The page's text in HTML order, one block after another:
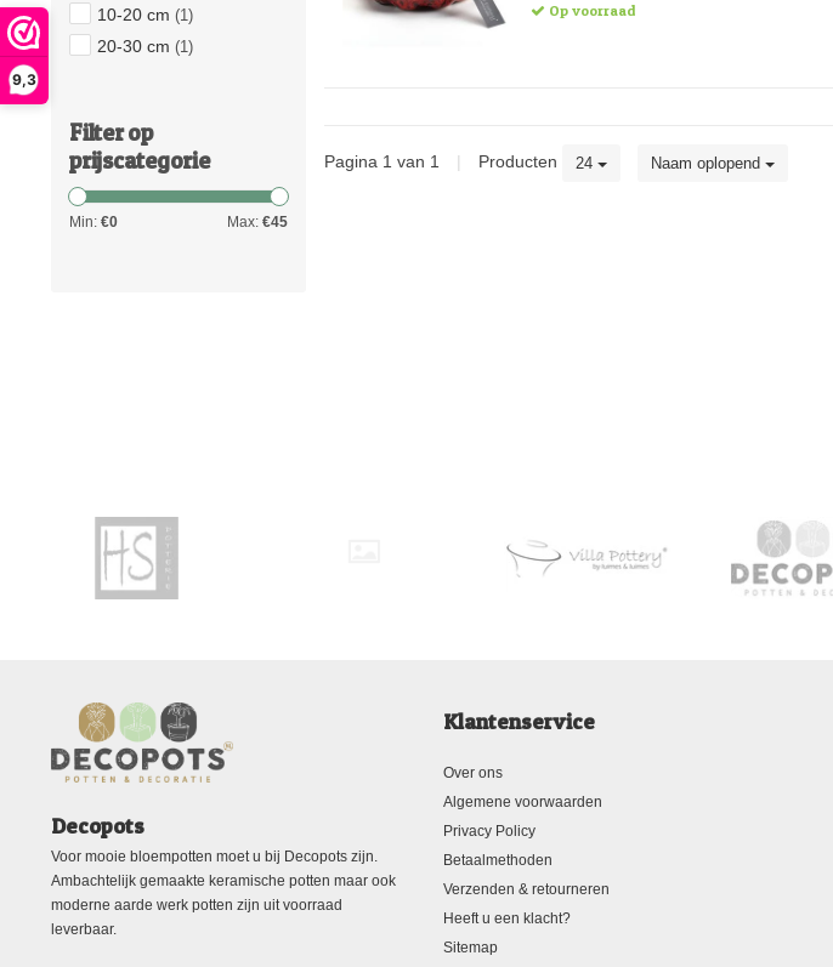
9,3
10-20 cm (1)
20-30 cm (1)
Filter op
prijscategorie
Min: €0 Max: €45
Op voorraad
Pagina 1 van 1 | Producten 24 Naam oplopend
Decopots
Voor mooie bloempotten moet u bij Decopots zijn.
Ambachtelijk gemaakte keramische potten maar ook
moderne aarde werk potten zijn uit voorraad
leverbaar.
Klantenservice
Over ons
Algemene voorwaarden
Privacy Policy
Betaalmethoden
Verzenden & retourneren
Heeft u een klacht?
Sitemap